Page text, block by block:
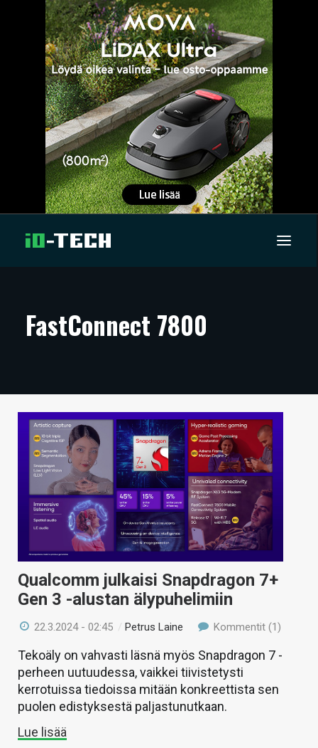
ARTIKKELIT
TECHBBS
TIETOA
HINTA.FI
VAIHDA TEEMA
HAKU
FastConnect 7800
Qualcomm julkaisi Snapdragon 7+
Gen 3 -alustan älypuhelimiin
22.3.2024 - 02:45 /Petrus Laine Kommentit (1)
Tekoäly on vahvasti läsnä myös Snapdragon 7 -
perheen uutuudessa, vaikkei tiivistetysti
kerrotuissa tiedoissa mitään konkreettista sen
puolen edistyksestä paljastunutkaan.
Lue lisää